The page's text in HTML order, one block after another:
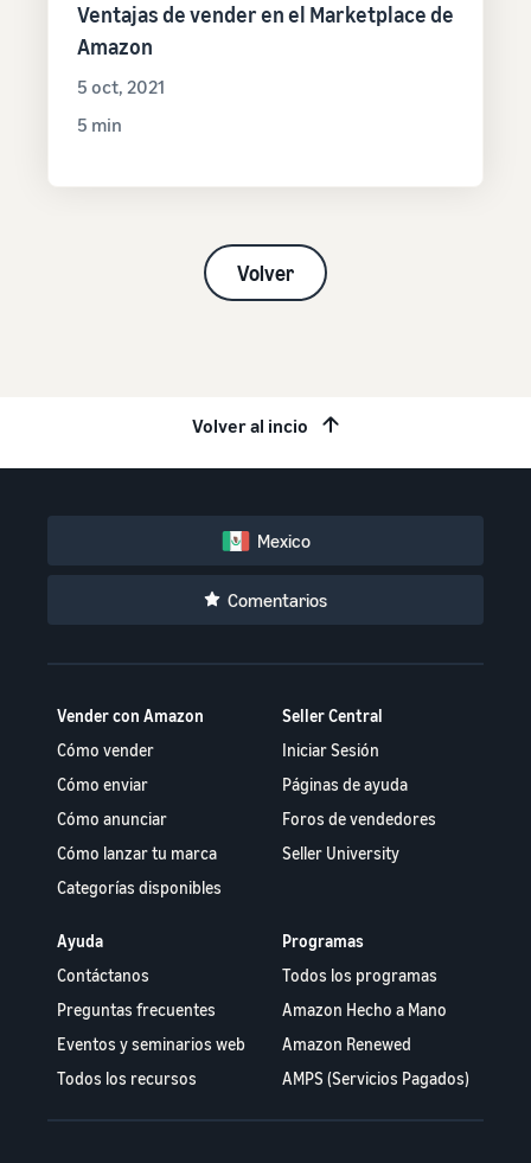
Ventajas de vender en el Marketplace de
Amazon
5 oct, 2021
5 min
Volver
Volver al incio
Mexico
Comentarios
Vender con Amazon
Cómo vender
Cómo enviar
Cómo anunciar
Cómo lanzar tu marca
Categorías disponibles
Seller Central
Iniciar Sesión
Páginas de ayuda
Foros de vendedores
Seller University
Ayuda
Contáctanos
Preguntas frecuentes
Eventos y seminarios web
Todos los recursos
Programas
Todos los programas
Amazon Hecho a Mano
Amazon Renewed
AMPS (Servicios Pagados)